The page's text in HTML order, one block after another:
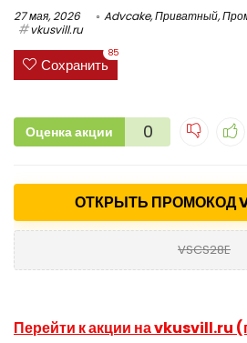
27 мая, 2026 Advcake,Приватный,
vkusvill.ru
Сохранить
85
Оценка акции 0
ОТКРЫТЬ ПРОМОКОД
VSCS28E
Перейти к акции на vkusvill.ru